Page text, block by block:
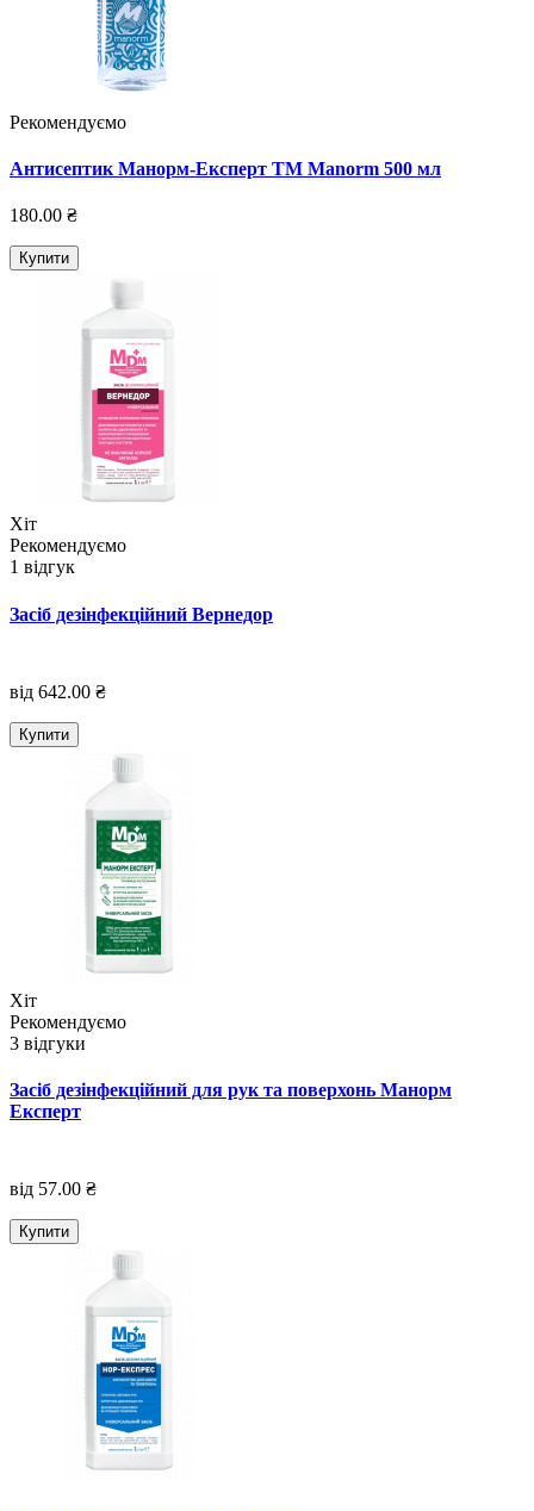
Рекомендуємо
Антисептик Манорм-Експерт TM Manorm 500 мл
180.00 ₴
Купити
Хіт
Рекомендуємо
1 відгук
Засіб дезінфекційний Вернедор
від 642.00 ₴
Купити
Хіт
Рекомендуємо
3 відгуки
Засіб дезінфекційний для рук та поверхонь Манорм
Експерт
від 57.00 ₴
Купити